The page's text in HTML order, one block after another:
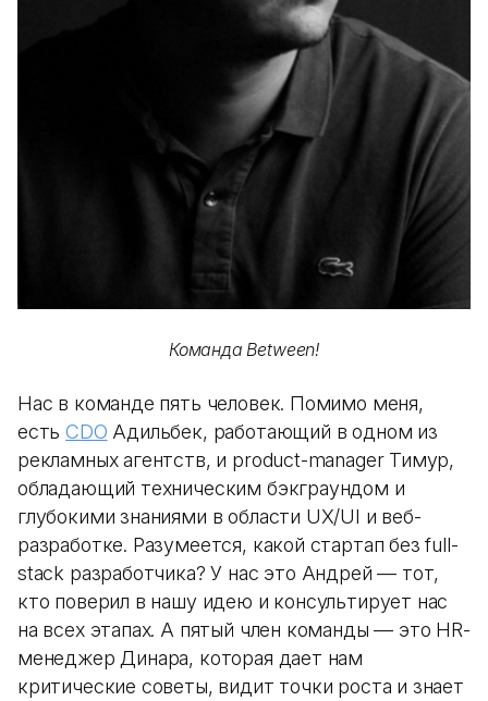
Команда Between!
Нас в команде пять человек. Помимо меня,
естьCDO Адильбек, работающий в одном из
рекламных агентств, и product-manager Тимур,
обладающий техническим бэкграундом и
глубокими знаниями в области UX/UI и веб-
разработке. Разумеется, какой стартап без full-
stack разработчика? У нас это Андрей — тот,
кто поверил в нашу идею и консультирует нас
на всех этапах. А пятый член команды — это HR-
менеджер Динара, которая дает нам
критические советы, видит точки роста и знает